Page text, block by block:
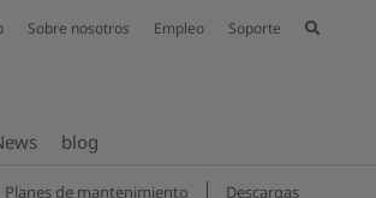
Sobre nosotros Empleo Soporte
blog
Planes de mantenimiento
Descargas